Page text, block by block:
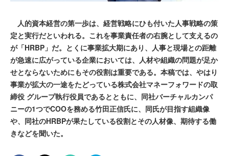
人的資本経営の第一歩は、経営戦略にひも付いた人事戦略の策
定と実行だといわれる。これを事業責任者の右腕として支えるの
が「HRBP」だ。とくに事業拡大期にあり、人事と現場との距離
が急速に広がっている企業においては、人材や組織の問題が足か
せとならないためにもその役割は重要である。本稿では、やはり
事業が拡大の一途をたどっている株式会社マネーフォワードの取
締役 グループ執行役員であるとともに、同社バーチャルカンパ
ニーの1つでCOOを務める竹田正信氏に、同氏が目指す組織像
や、同社のHRBPが果たしている役割とその人材像、期待する働
きなどを聞いた。